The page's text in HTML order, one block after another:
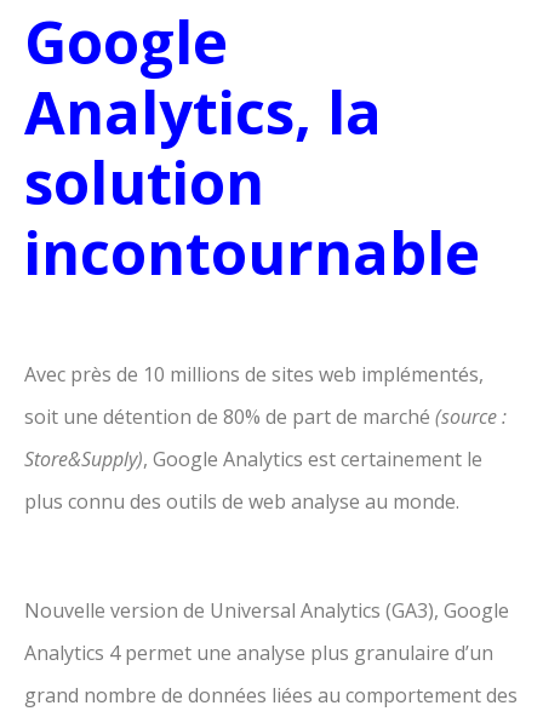
Google
Analytics, la
solution
incontournable
Avec près de 10 millions de sites web implémentés,
soit une détention de 80% de part de marché (source :
Store&Supply), Google Analytics est certainement le
plus connu des outils de web analyse au monde.
Nouvelle version de Universal Analytics (GA3), Google
Analytics 4 permet une analyse plus granulaire d’un
grand nombre de données liées au comportement des